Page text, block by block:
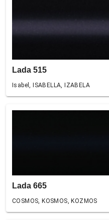
Lada 515
Isabel, ISABELLA, IZABELA
Lada 665
COSMOS, KOSMOS, KOZMOS